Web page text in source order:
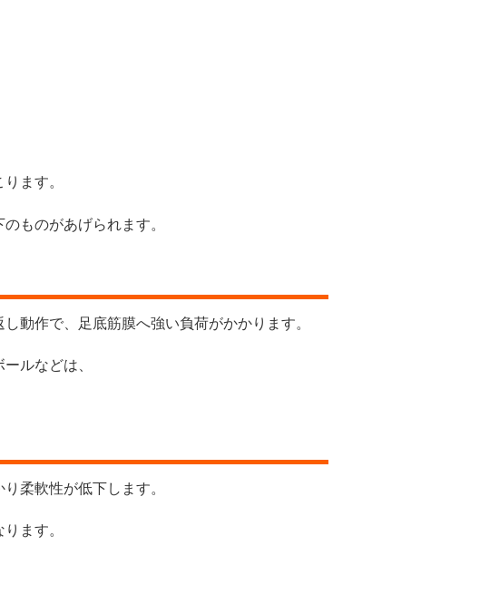
ます。
ものがあげられます。
動作で、足底筋膜へ強い負荷がかかります。
ルなどは、
柔軟性が低下します。
ます。